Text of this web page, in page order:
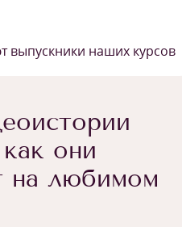
выпускники наших курсов
они
на любимом